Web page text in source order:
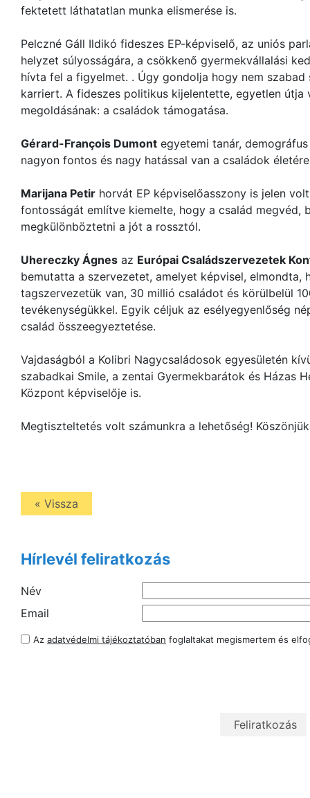
fektetett láthatatlan munka elismerése is.
Pelczné Gáll Ildikó fideszes EP-képviselő, az uniós
helyzet súlyosságára, a csökkenő gyermekvállalási
hívta fel a figyelmet. . Úgy gondolja hogy nem
karriert. A fideszes politikus kijelentette, egyetlen útja
megoldásának: a családok támogatása.
Gérard-François Dumont egyetemi tanár,
nagyon fontos és nagy hatással van a családok
Marijana Petir horvát EP képviselőasszony is jelen
fontosságát említve kiemelte, hogy a család megvéd,
megkülönböztetni a jót a rossztól.
Uhereczky Ágnes az Európai Családszervezetek
bemutatta a szervezetet, amelyet képvisel, elmondta,
tagszervezetük van, 30 millió családot és körülbelül
tevékenységükkel. Egyik céljuk az esélyegyenlőség
család összeegyeztetése.
Vajdaságból a Kolibri Nagycsaládosok egyesületén
szabadkai Smile, a zentai Gyermekbarátok és Házas
Központ képviselője is.
Megtiszteltetés volt számunkra a lehetőség!
« Vissza
Hírlevél feliratkozás
Név
Email
Az adatvédelmi tájékoztatóban foglaltakat megismertem és